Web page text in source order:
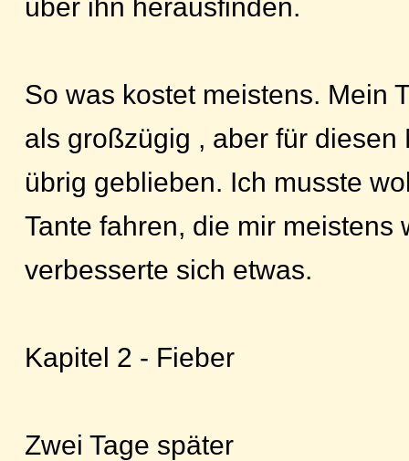
über ihn herausfinden.
So was kostet meistens. Mein
als großzügig , aber für diesen
übrig geblieben. Ich musste
Tante fahren, die mir meistens
verbesserte sich etwas.
Kapitel 2 - Fieber
Zwei Tage später